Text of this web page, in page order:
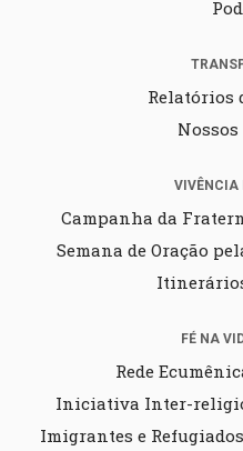
Relatórios
VIVÊNCIA
Campanha da
Semana de Oração
FÉ NA
Rede
Iniciativa Inter-
Imigrantes e